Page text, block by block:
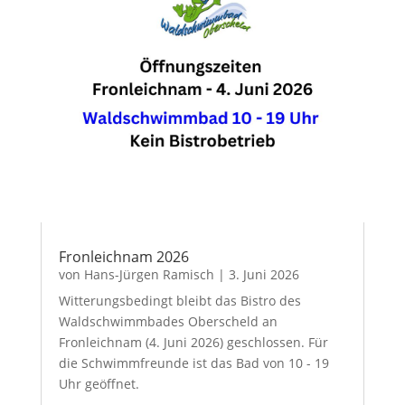
Fronleichnam 2026
von Hans-Jürgen Ramisch | 3. Juni 2026
Witterungsbedingt bleibt das Bistro des
Waldschwimmbades Oberscheld an
Fronleichnam (4. Juni 2026) geschlossen. Für
die Schwimmfreunde ist das Bad von 10 - 19
Uhr geöffnet.